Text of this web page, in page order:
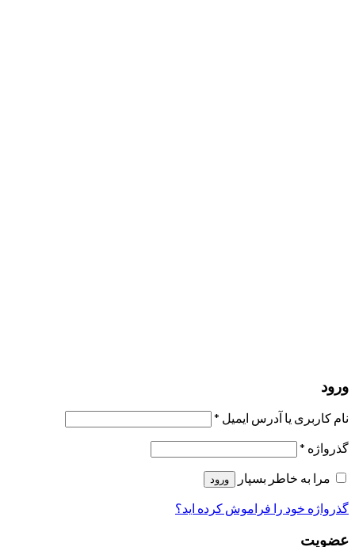
ورود
نام کاربری یا آدرس ایمیل *
گذرواژه *
مرا به خاطر بسپار
ورود
گذرواژه خود را فراموش کرده اید؟
عضویت